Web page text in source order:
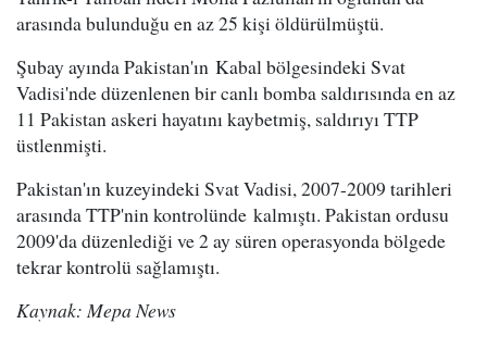
arasında bulunduğu en az 25 kişi öldürülmüştü.
Şubay ayında Pakistan'ın Kabal bölgesindeki Svat
Vadisi'nde düzenlenen bir canlı bomba saldırısında en az
11 Pakistan askeri hayatını kaybetmiş, saldırıyı TTP
üstlenmişti.
Pakistan'ın kuzeyindeki Svat Vadisi, 2007-2009 tarihleri
arasında TTP'nin kontrolünde kalmıştı. Pakistan ordusu
2009'da düzenlediği ve 2 ay süren operasyonda bölgede
tekrar kontrolü sağlamıştı.
Kaynak: Mepa News